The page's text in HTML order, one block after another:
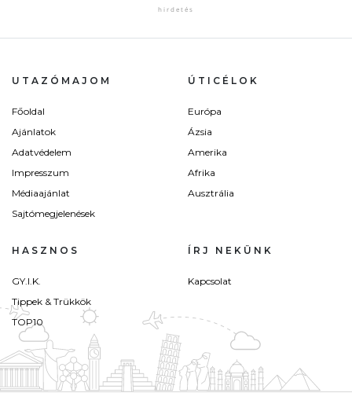
UTAZÓMAJOM
Főoldal
Ajánlatok
Adatvédelem
Impresszum
Médiaajánlat
Sajtómegjelenések
ÚTICÉLOK
Európa
Ázsia
Amerika
Afrika
Ausztrália
HASZNOS
GY.I.K.
Tippek & Trükkök
TOP10
ÍRJ NEKÜNK
Kapcsolat